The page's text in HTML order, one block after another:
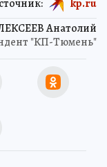
Анатолий
"КП-Тюмень"
kp.ru